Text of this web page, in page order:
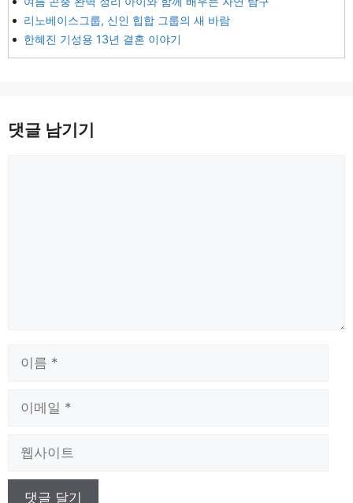
리노베이스그룹, 신인 힙합 그룹의 새 바람
한혜진 기성용 13년 결혼 이야기
댓글 남기기